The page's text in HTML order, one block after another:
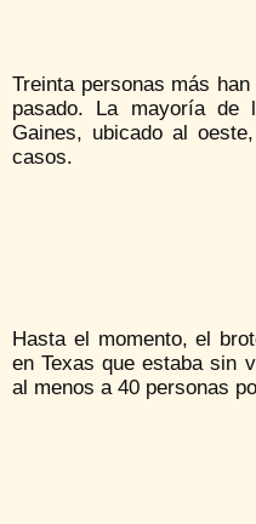
Treinta personas más
pasado. La mayoría
Gaines, ubicado al
casos.
Hasta el momento, el
en Texas que estaba sin
al menos a 40 personas